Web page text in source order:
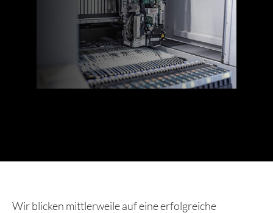
Wir blicken mittlerweile auf eine erfolgreiche